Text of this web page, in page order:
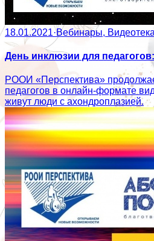
18.01.2021·Вебинары, Видеотека
День инклюзии для
РООИ «Перспектива»
педагогов в онлайн-формате
живут люди с ахондроплазией.